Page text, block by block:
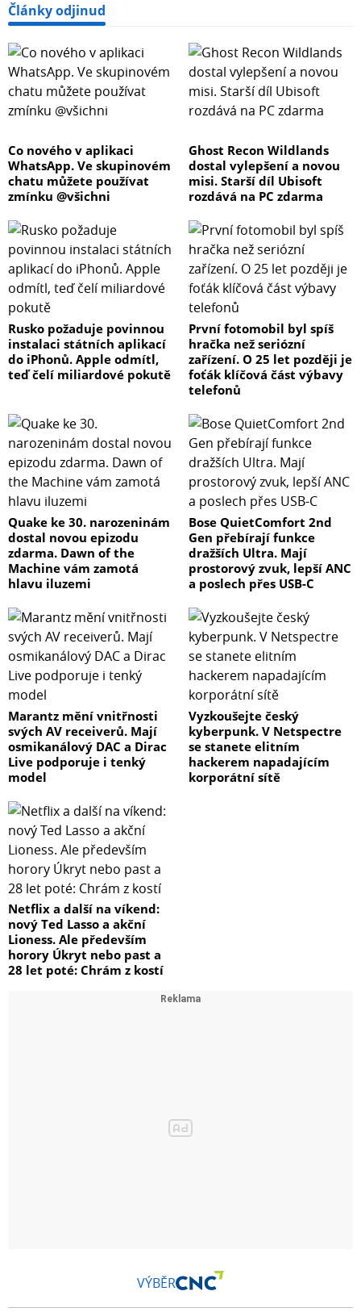
Články odjinud
Co nového v aplikaci
WhatsApp. Ve skupinovém
chatu můžete používat
zmínku @všichni
Ghost Recon Wildlands
dostal vylepšení a novou
misi. Starší díl Ubisoft
rozdává na PC zdarma
Rusko požaduje povinnou
instalaci státních aplikací
do iPhonů. Apple odmítl,
teď čelí miliardové pokutě
První fotomobil byl spíš
hračka než seriózní
zařízení. O 25 let později je
foťák klíčová část výbavy
telefonů
Quake ke 30. narozeninám
dostal novou epizodu
zdarma. Dawn of the
Machine vám zamotá
hlavu iluzemi
Bose QuietComfort 2nd
Gen přebírají funkce
dražších Ultra. Mají
prostorový zvuk, lepší ANC
a poslech přes USB-C
Marantz mění vnitřnosti
svých AV receiverů. Mají
osmikanálový DAC a Dirac
Live podporuje i tenký
model
Vyzkoušejte český
kyberpunk. V Netspectre
se stanete elitním
hackerem napadajícím
korporátní sítě
Netflix a další na víkend:
nový Ted Lasso a akční
Lioness. Ale především
horory Úkryt nebo past a
28 let poté: Chrám z kostí
VÝBĚR